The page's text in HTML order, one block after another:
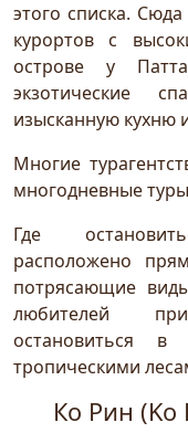
этого списка.
курортов с
острове у
экзотические
изысканную кухню
Многие
многодневные
Где
расположено
потрясающие
любителей
остановиться в
тропическими
Ко Рин (Ko